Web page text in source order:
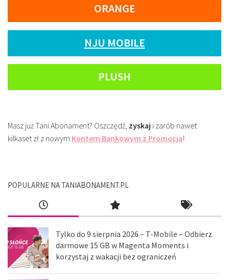
ORANGE
NJU MOBILE
PLUSH
Masz już Tani Abonament? Oszczędź, zyskaj i zarób nawet
kilkaset zł z nowym Kontem Bankowym z Promocją!
POPULARNE NA TANIABONAMENT.PL
Tylko do 9 sierpnia 2026 – T-Mobile – Odbierz
darmowe 15 GB w Magenta Moments i
korzystaj z wakacji bez ograniczeń